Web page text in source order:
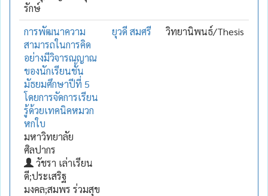
รักษ์
การพัฒนาความ
สามารถในการคิด
อย่างมีวิจารณญาณ
ของนักเรียนชั้น
มัธยมศึกษาปีที่ 5
โดยการจัดการเรียน
รู้ด้วยเทคนิคหมวก
หกใบ
มหาวิทยาลัย
ศิลปากร
วัชรา เล่าเรียน
ดี;ประเสริฐ
มงคล;สมพร ร่วมสุข
ยุวดี สมศรี วิทยานิพนธ์/Thesis